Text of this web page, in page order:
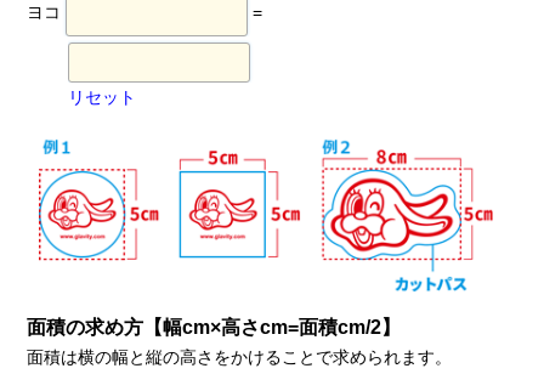
ヨコ =
リセット
面積の求め方【幅cm×高さcm=面積cm/2】
面積は横の幅と縦の高さをかけることで求められます。